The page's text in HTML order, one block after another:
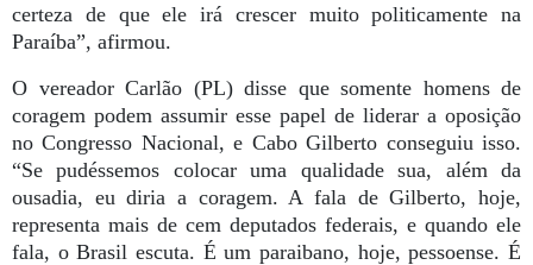
certeza de que ele irá crescer muito politicamente na
Paraíba”, afirmou.
O vereador Carlão (PL) disse que somente homens de
coragem podem assumir esse papel de liderar a oposição
no Congresso Nacional, e Cabo Gilberto conseguiu isso.
“Se pudéssemos colocar uma qualidade sua, além da
ousadia, eu diria a coragem. A fala de Gilberto, hoje,
representa mais de cem deputados federais, e quando ele
fala, o Brasil escuta. É um paraibano, hoje, pessoense. É